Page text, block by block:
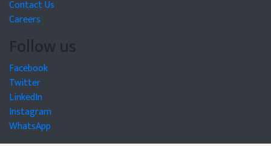
Contact Us
Careers
Follow us
Facebook
Twitter
LinkedIn
Instagram
WhatsApp